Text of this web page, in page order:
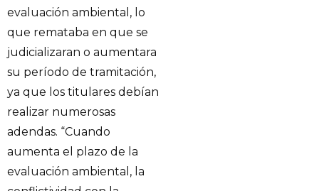
evaluación ambiental, lo
que remataba en que se
judicializaran o aumentara
su período de tramitación,
ya que los titulares debían
realizar numerosas
adendas. “Cuando
aumenta el plazo de la
evaluación ambiental, la